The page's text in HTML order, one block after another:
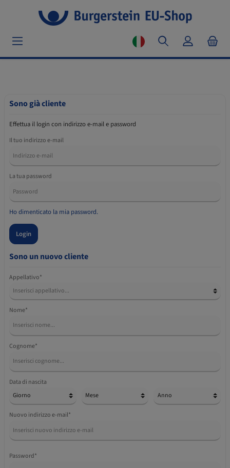
Sono già cliente
Effettua il login con indirizzo e-mail e password
Il tuo indirizzo e-mail
La tua password
Ho dimenticato la mia password.
Login
Sono un nuovo cliente
Appellativo*
Nome*
Cognome*
Data di nascita
Nuovo indirizzo e-mail*
Password*